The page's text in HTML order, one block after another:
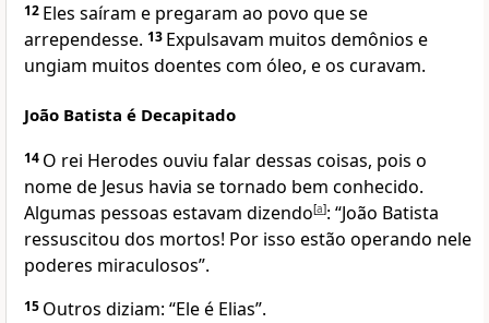
12 Eles saíram e pregaram ao povo que se
arrependesse. 13 Expulsavam muitos demônios e
ungiam muitos doentes com óleo, e os curavam.
João Batista é Decapitado
14 O rei Herodes ouviu falar dessas coisas, pois o
nome de Jesus havia se tornado bem conhecido.
Algumas pessoas estavam dizendo[a]: “João Batista
ressuscitou dos mortos! Por isso estão operando nele
poderes miraculosos”.
15 Outros diziam: “Ele é Elias”.